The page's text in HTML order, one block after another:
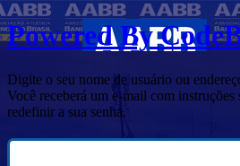
Powered By
Digite o seu nome de usuário ou
Você receberá um e-mail com instruções
redefinir a sua senha.